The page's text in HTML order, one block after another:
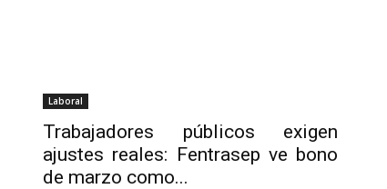
Laboral
Trabajadores públicos exigen
ajustes reales: Fentrasep ve bono
de marzo como...